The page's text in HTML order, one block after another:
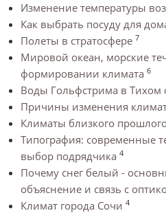
Изменение температуры
Как выбрать посуду для
Полеты в стратосфере 7
Мировой океан, морские
формировании климата 6
Воды Гольфстрима в Тихом
Причины изменения
Климаты близкого
Типография: современные
выбор подрядчика 4
Почему снег белый -
объяснение и связь с
Климат города Сочи 4